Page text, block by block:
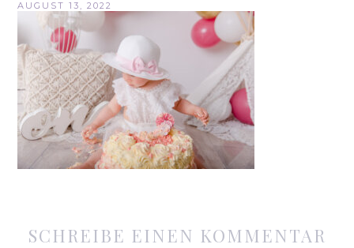
AUGUST 13, 2022
SCHREIBE EINEN KOMMENTAR